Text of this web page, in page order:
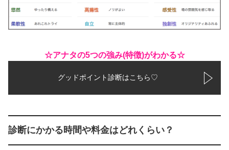
☆アナタの5つの強み(特徴)がわかる☆
グッドポイント診断はこちら♡
診断にかかる時間や料金はどれくらい？